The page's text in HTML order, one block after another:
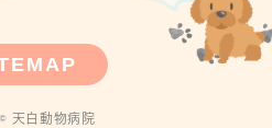
天白動物病院